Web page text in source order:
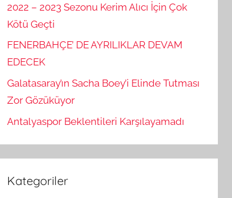
2022 – 2023 Sezonu Kerim Alıcı İçin Çok
Kötü Geçti
FENERBAHÇE’ DE AYRILIKLAR DEVAM
EDECEK
Galatasaray’ın Sacha Boey’i Elinde Tutması
Zor Gözüküyor
Antalyaspor Beklentileri Karşılayamadı
Kategoriler